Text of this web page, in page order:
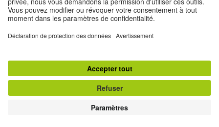
Avertissement Protection des données